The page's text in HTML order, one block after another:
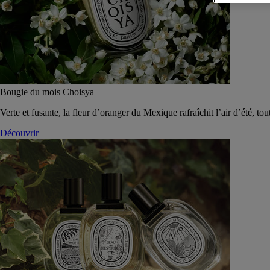
Bougie du mois Choisya
Verte et fusante, la fleur d’oranger du Mexique rafraîchit l’air d’été,
Découvrir